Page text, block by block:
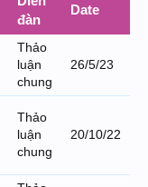
đàn
Date
Thảo
luận
chung
26/5/23
Thảo
luận
chung
20/10/22